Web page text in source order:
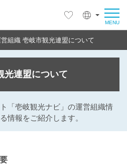
組織 壱岐市観光連盟について
光連盟について
「壱岐観光ナビ」の運営組織情
情報をご紹介します。